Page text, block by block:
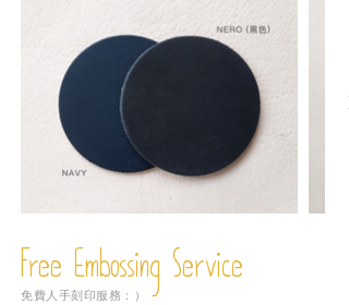
Free Embossing Service
免費人手刻印服務：）